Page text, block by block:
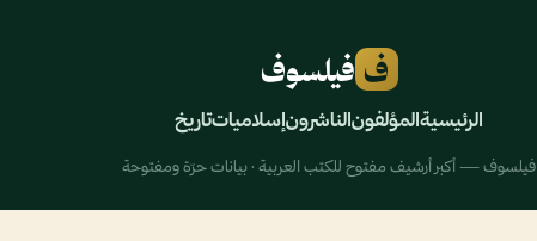
ف فيلسوف
الرئيسيةالمؤلفونالناشرونإسلامياتتاريخ
فيلسوف — أكبر أرشيف مفتوح للكتب العربية · بيانات حرّة ومفتوحة